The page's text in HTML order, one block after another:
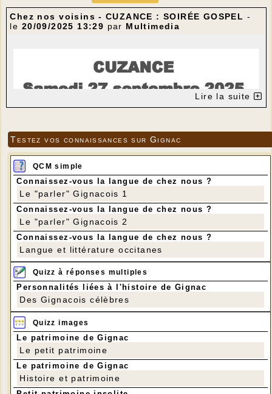
Chez nos voisins - CUZANCE : SOIRÉE GOSPEL -
le 20/09/2025 13:29 par Multimedia
Lire la suite
Testez vos connaissances sur Gignac
QCM simple
Connaissez-vous la langue de chez nous ?
Le "parler" Gignacois 1
Connaissez-vous la langue de chez nous ?
Le "parler" Gignacois 2
Connaissez-vous la langue de chez nous ?
Langue et littérature occitanes
Quizz à réponses multiples
Personnalités liées à l'histoire de Gignac
Des Gignacois célèbres
Quizz images
Le patrimoine de Gignac
Le petit patrimoine
Le patrimoine de Gignac
Histoire et patrimoine